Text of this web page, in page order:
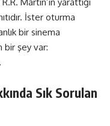
İster oturma
bir sinema
bir şey var:
Sık Sorulan